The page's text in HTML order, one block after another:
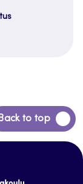
Back to top
Siirry
takaisin